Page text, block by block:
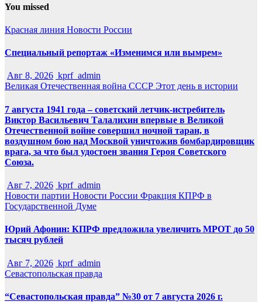
You missed
Красная линия Новости России
Специальный репортаж «Изменимся или вымрем»
Авг 8, 2026 kprf_admin
Великая Отечественная война СССР Этот день в истории
7 августа 1941 года – советский летчик-истребитель
Виктор Васильевич Талалихин впервые в Великой
Отечественной войне совершил ночной таран, в
воздушном бою над Москвой уничтожив бомбардировщик
врага, за что был удостоен звания Героя Советского
Союза.
Авг 7, 2026 kprf_admin
Новости партии Новости России Фракция КПРФ в
Государственной Думе
Юрий Афонин: КПРФ предложила увеличить МРОТ до 50
тысяч рублей
Авг 7, 2026 kprf_admin
Севастопольская правда
“Севастопольская правда” №30 от 7 августа 2026 г.